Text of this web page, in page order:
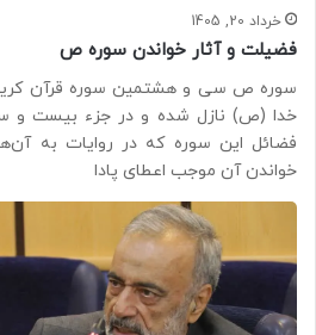
خرداد 20, 1405
فضیلت و آثار خواندن سوره ص
سوره ص سی و هشتمین سوره قرآن
خدا (ص) نازل شده و در جزء بیست و
فضائل این سوره که در روایات به
خواندن آن موجب اعطای پادا